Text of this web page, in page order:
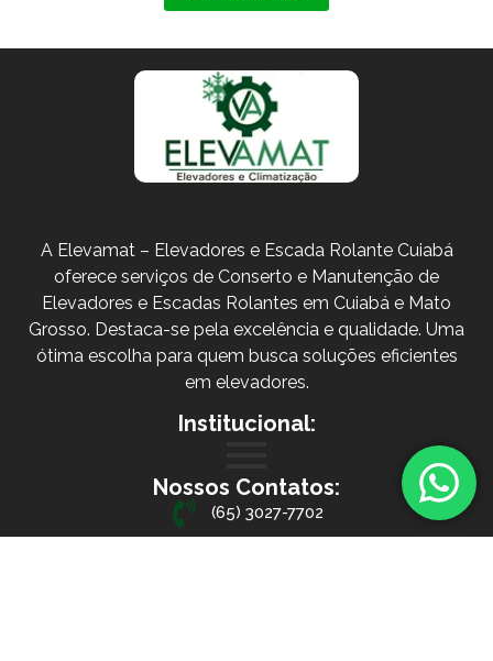
A Elevamat – Elevadores e Escada Rolante Cuiabá
oferece serviços de Conserto e Manutenção de
Elevadores e Escadas Rolantes em Cuiabá e Mato
Grosso. Destaca-se pela excelência e qualidade. Uma
ótima escolha para quem busca soluções eficientes
em elevadores.
Institucional:
Nossos Contatos:
(65) 3027-7702